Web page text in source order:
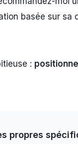
basée sur
:
propres